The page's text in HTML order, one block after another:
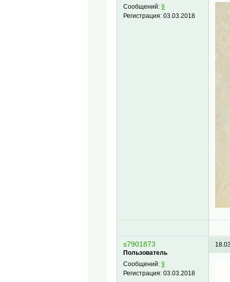
Сообщений:9
Регистрация:03.03.2018
s7901873
Пользователь
Сообщений:9
Регистрация:03.03.2018